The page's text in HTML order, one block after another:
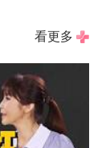
看更多